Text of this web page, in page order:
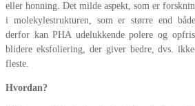
eller honning. Det milde aspekt, som er
i molekylestrukturen, som er større end
derfor kan PHA udelukkende polere og
blidere eksfoliering, der giver bedre, dvs.
fleste.
Hvordan?